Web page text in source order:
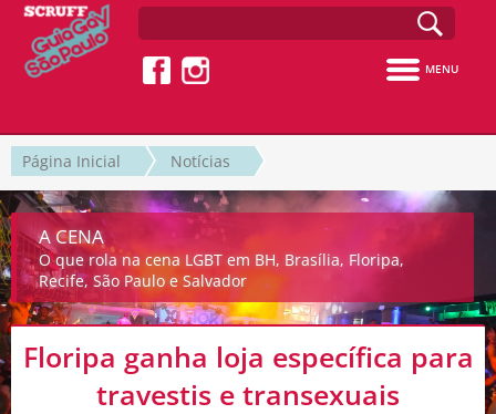
MENU
Página Inicial Notícias
A CENA
O que rola na cena LGBT em BH, Brasília, Floripa,
Recife, São Paulo e Salvador
Floripa ganha loja específica para
travestis e transexuais